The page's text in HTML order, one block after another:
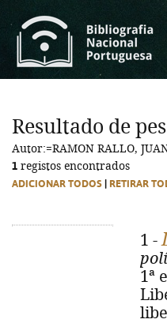
Resultado de
Autor:=RAMON RALLO,
1 registos encontrados
ADICIONAR TODOS RETIRAR
1 -
1ª